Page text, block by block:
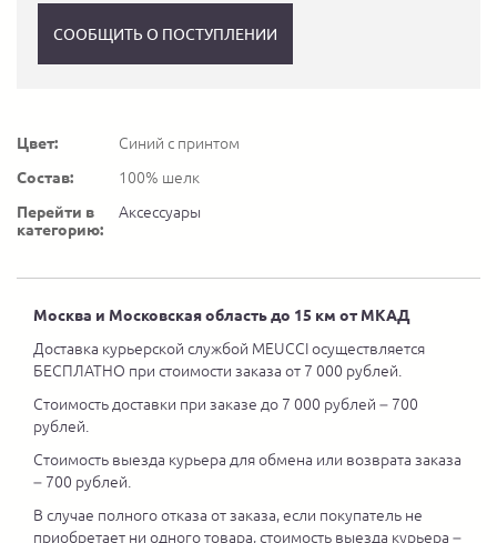
СООБЩИТЬ О ПОСТУПЛЕНИИ
Цвет:
Синий с принтом
Состав:
100% шелк
Перейти в
категорию:
Аксессуары
Москва и Московская область до 15 км от МКАД
Доставка курьерской службой MEUCCI осуществляется
БЕСПЛАТНО при стоимости заказа от 7 000 рублей.
Стоимость доставки при заказе до 7 000 рублей – 700
рублей.
Стоимость выезда курьера для обмена или возврата заказа
– 700 рублей.
В случае полного отказа от заказа, если покупатель не
приобретает ни одного товара, стоимость выезда курьера –